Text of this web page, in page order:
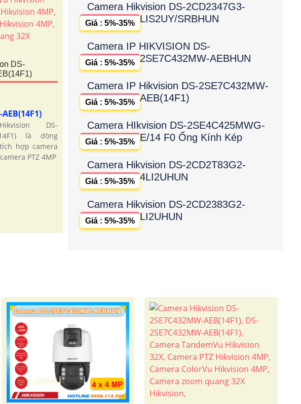
DS-
AEB(14F1)
DS-
là dòng
hợp camera
PTZ 4MP
Camera Hikvision DS-2CD2347G3-
LIS2UY/SRBHUN
Giá : 5%-35%
Camera IP HIKVISION DS-
2SE7C432MW-AEBHUN
Giá : 5%-35%
Camera IP Hikvision DS-2SE7C432MW-
AEB(14F1)
Giá : 5%-35%
Camera HIkvision DS-2SE4C425MWG-
E/14 F0 Ống Kính Kép
Giá : 5%-35%
Camera Hikvision DS-2CD2T83G2-
4LI2UHUN
Giá : 5%-35%
Camera Hikvision DS-2CD2383G2-
LI2UHUN
Giá : 5%-35%